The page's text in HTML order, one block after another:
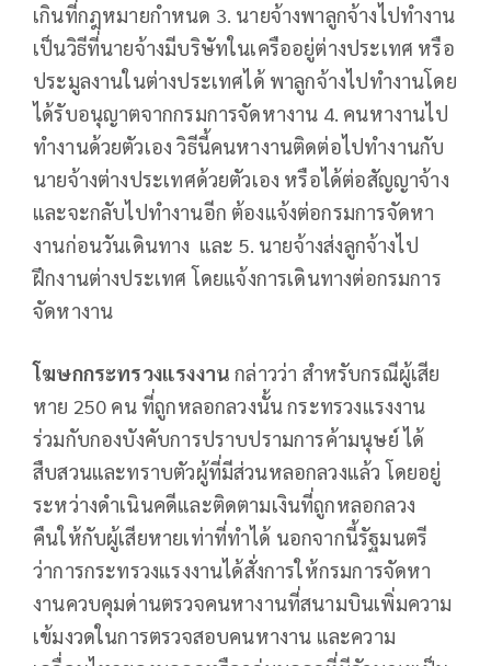
เกินที่กฎหมายกำหนด 3. นายจ้างพาลูกจ้างไปทำงาน
เป็นวิธีที่นายจ้างมีบริษัทในเครืออยู่ต่างประเทศ หรือ
ประมูลงานในต่างประเทศได้ พาลูกจ้างไปทำงานโดย
ได้รับอนุญาตจากกรมการจัดหางาน 4. คนหางานไป
ทำงานด้วยตัวเอง วิธีนี้คนหางานติดต่อไปทำงานกับ
นายจ้างต่างประเทศด้วยตัวเอง หรือได้ต่อสัญญาจ้าง
และจะกลับไปทำงานอีก ต้องแจ้งต่อกรมการจัดหา
งานก่อนวันเดินทาง และ 5. นายจ้างส่งลูกจ้างไป
ฝึกงานต่างประเทศ โดยแจ้งการเดินทางต่อกรมการ
จัดหางาน
โฆษกกระทรวงแรงงาน กล่าวว่า สำหรับกรณีผู้เสีย
หาย 250 คน ที่ถูกหลอกลวงนั้น กระทรวงแรงงาน
ร่วมกับกองบังคับการปราบปรามการค้ามนุษย์ ได้
สืบสวนและทราบตัวผู้ที่มีส่วนหลอกลวงแล้ว โดยอยู่
ระหว่างดำเนินคดีและติดตามเงินที่ถูกหลอกลวง
คืนให้กับผู้เสียหายเท่าที่ทำได้ นอกจากนี้รัฐมนตรี
ว่าการกระทรวงแรงงานได้สั่งการให้กรมการจัดหา
งานควบคุมด่านตรวจคนหางานที่สนามบินเพิ่มความ
เข้มงวดในการตรวจสอบคนหางาน และความ